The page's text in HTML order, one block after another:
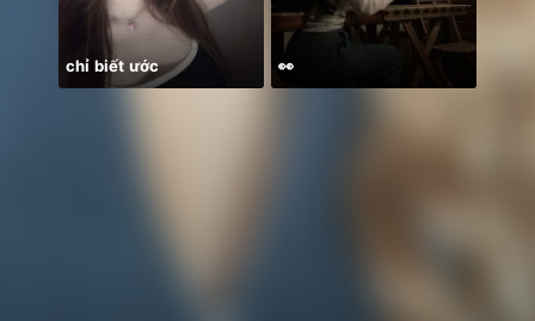
chỉ biết ước 👀